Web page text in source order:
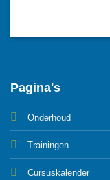
Pagina's
Onderhoud
Trainingen
Cursuskalender